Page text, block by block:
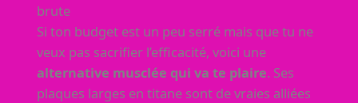
brute
Si ton budget est un peu serré mais que tu ne
veux pas sacrifier l’efficacité, voici une
alternative musclée qui va te plaire. Ses
plaques larges en titane sont de vraies alliées